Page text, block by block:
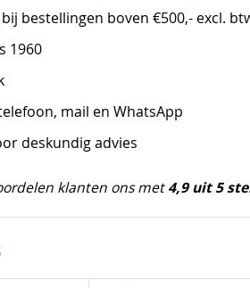
bij bestellingen boven €500,- excl.
1960
mail en WhatsApp
deskundig advies
klanten ons met4,9 uit 5